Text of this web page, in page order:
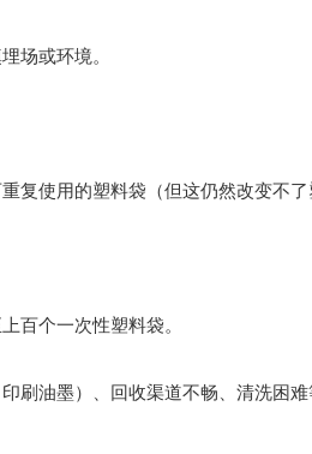
场或环境。
复使用的塑料袋（但这仍然改变不了
百个一次性塑料袋。
刷油墨）、回收渠道不畅、清洗困难